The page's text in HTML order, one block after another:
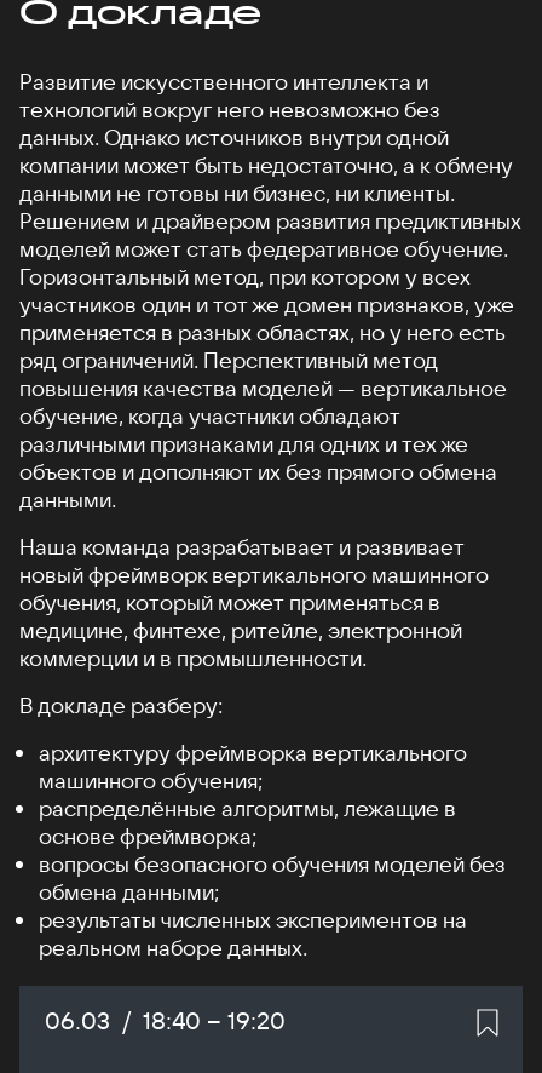
О докладе
Развитие искусственного интеллекта и
технологий вокруг него невозможно без
данных. Однако источников внутри одной
компании может быть недостаточно, а к обмену
данными не готовы ни бизнес, ни клиенты.
Решением и драйвером развития предиктивных
моделей может стать федеративное обучение.
Горизонтальный метод, при котором у всех
участников один и тот же домен признаков, уже
применяется в разных областях, но у него есть
ряд ограничений. Перспективный метод
повышения качества моделей — вертикальное
обучение, когда участники обладают
различными признаками для одних и тех же
объектов и дополняют их без прямого обмена
данными.
Наша команда разрабатывает и развивает
новый фреймворк вертикального машинного
обучения, который может применяться в
медицине, финтехе, ритейле, электронной
коммерции и в промышленности.
В докладе разберу:
архитектуру фреймворка вертикального
машинного обучения;
распределённые алгоритмы, лежащие в
основе фреймворка;
вопросы безопасного обучения моделей без
обмена данными;
результаты численных экспериментов на
реальном наборе данных.
Дата:
06.03 / Начало:
18:40 – Конец:
19:20